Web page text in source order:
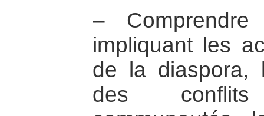
–
impliquant les
de la diaspora,
des